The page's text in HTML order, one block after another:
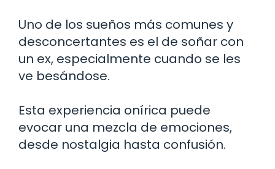
Uno de los sueños más comunes y
desconcertantes es el de soñar con
un ex, especialmente cuando se les
ve besándose.
Esta experiencia onírica puede
evocar una mezcla de emociones,
desde nostalgia hasta confusión.